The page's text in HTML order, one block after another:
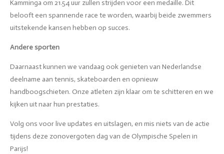
Kamminga om 21.54 uur zullen strijden voor een medaille. Dit
belooft een spannende race te worden, waarbij beide zwemmers
uitstekende kansen hebben op succes.
Andere sporten
Daarnaast kunnen we vandaag ook genieten van Nederlandse
deelname aan tennis, skateboarden en opnieuw
handboogschieten. Onze atleten zijn klaar om te schitteren en we
kijken uit naar hun prestaties.
Volg ons voor live updates en uitslagen, en mis niets van de actie
tijdens deze zonovergoten dag van de Olympische Spelen in
Parijs!